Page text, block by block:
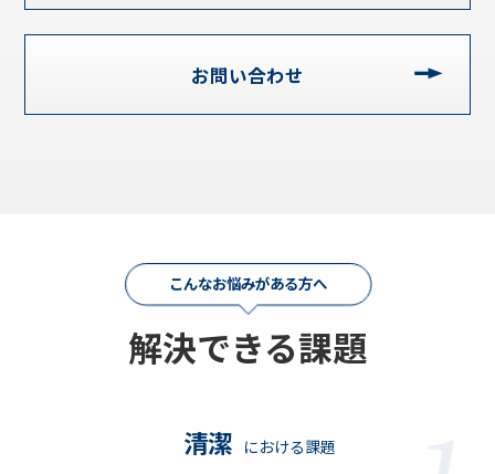
お問い合わせ
こんなお悩みがある方へ
解決できる課題
清潔 における課題